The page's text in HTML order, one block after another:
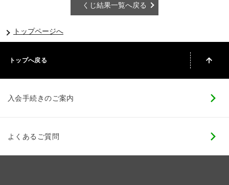
くじ結果一覧へ戻る
トップページへ